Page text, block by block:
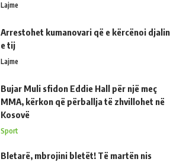
Lajme
Arrestohet kumanovari që e kërcënoi djalin
e tij
Lajme
Bujar Muli sfidon Eddie Hall për një meç
MMA, kërkon që përballja të zhvillohet në
Kosovë
Sport
Bletarë, mbrojini bletët! Të martën nis